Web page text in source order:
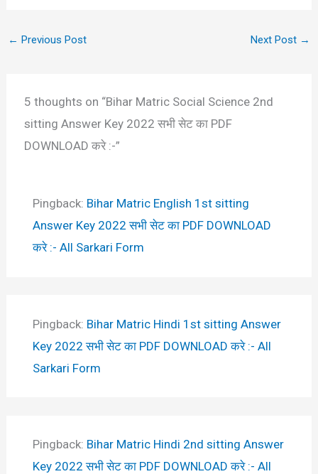
← Previous Post Next Post →
5 thoughts on “Bihar Matric Social Science 2nd
sitting Answer Key 2022 सभी सेट का PDF
DOWNLOAD करे :-”
Pingback: Bihar Matric English 1st sitting
Answer Key 2022 सभी सेट का PDF DOWNLOAD
करे :- All Sarkari Form
Pingback: Bihar Matric Hindi 1st sitting Answer
Key 2022 सभी सेट का PDF DOWNLOAD करे :- All
Sarkari Form
Pingback: Bihar Matric Hindi 2nd sitting Answer
Key 2022 सभी सेट का PDF DOWNLOAD करे :- All